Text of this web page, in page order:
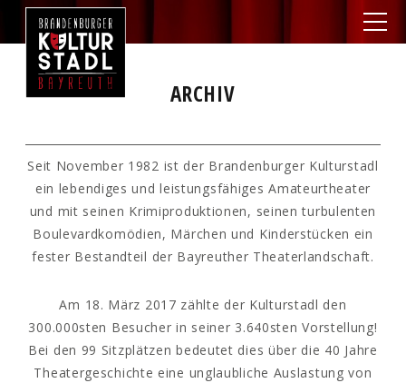
ARCHIV
Seit November 1982 ist der Brandenburger Kulturstadl
ein lebendiges und leistungsfähiges Amateurtheater
und mit seinen Krimiproduktionen, seinen turbulenten
Boulevardkomödien, Märchen und Kinderstücken ein
fester Bestandteil der Bayreuther Theaterlandschaft.
Am 18. März 2017 zählte der Kulturstadl den
300.000sten Besucher in seiner 3.640sten Vorstellung!
Bei den 99 Sitzplätzen bedeutet dies über die 40 Jahre
Theatergeschichte eine unglaubliche Auslastung von